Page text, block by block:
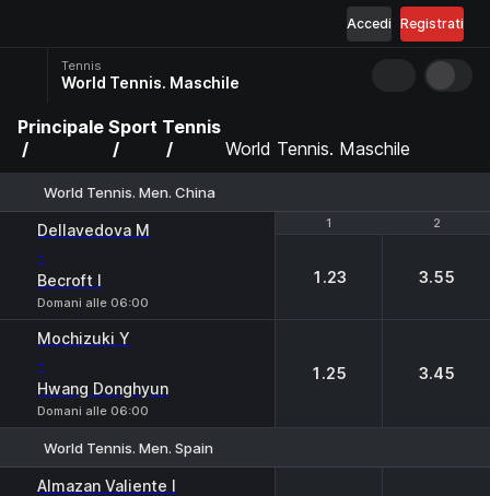
Registrati
Accedi
Tennis
World Tennis. Maschile
Principale Sport Tennis
World Tennis. Maschile
World Tennis. Men. China
1 2
Dellavedova M
-
Becroft I
Domani alle 06:00
1 2
1.23 3.55
Mochizuki Y
-
Hwang Donghyun
Domani alle 06:00
1.25 3.45
World Tennis. Men. Spain
Almazan Valiente I